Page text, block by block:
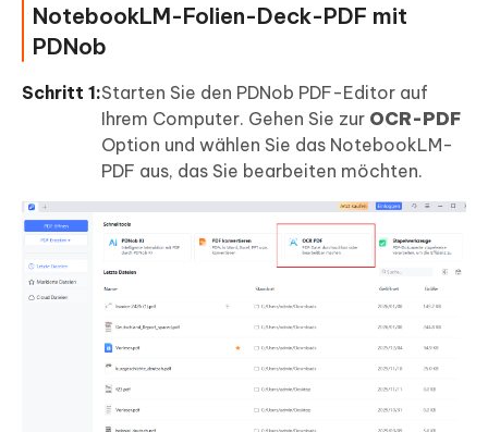
NotebookLM-Folien-Deck-PDF mit
PDNob
Schritt 1:Starten Sie den PDNob PDF-Editor auf
Ihrem Computer. Gehen Sie zur OCR-PDF
Option und wählen Sie das NotebookLM-
PDF aus, das Sie bearbeiten möchten.